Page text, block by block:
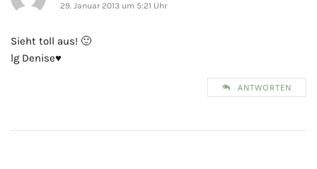
29. Januar 2013 um 5:21 Uhr
Sieht toll aus! 🙂
lg Denise♥
ANTWORTEN